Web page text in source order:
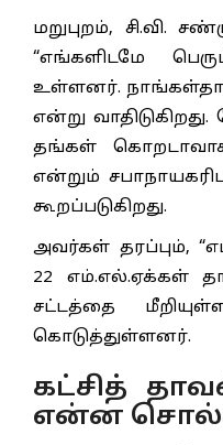
மறுபுறம், சி.வி.
“எங்களிடமே
உள்ளனர்.
என்று
தங்கள்
என்றும்
கூறப்படுகிறது.
அவர்கள் தரப்பும்,
22 எம்.எல்.ஏக்கள்
சட்டத்தை
கொடுத்துள்ளனர்.
கட்சித்
என்ன